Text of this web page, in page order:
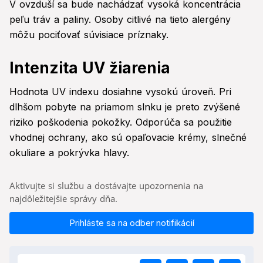
V ovzduší sa bude nachádzať vysoká koncentrácia
peľu tráv a paliny. Osoby citlivé na tieto alergény
môžu pociťovať súvisiace príznaky.
Intenzita UV žiarenia
Hodnota UV indexu dosiahne vysokú úroveň. Pri
dlhšom pobyte na priamom slnku je preto zvýšené
riziko poškodenia pokožky. Odporúča sa použitie
vhodnej ochrany, ako sú opaľovacie krémy, slnečné
okuliare a pokrývka hlavy.
Aktivujte si službu a dostávajte upozornenia na
najdôležitejšie správy dňa.
Prihláste sa na odber notifikácií